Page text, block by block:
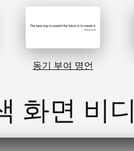
화면 비
동기 부여 명언